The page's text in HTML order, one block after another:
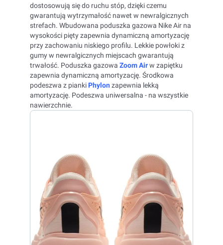
dostosowują się do ruchu stóp, dzięki czemu
gwarantują wytrzymałość nawet w newralgicznych
strefach. Wbudowana poduszka gazowa Nike Air na
wysokości pięty zapewnia dynamiczną amortyzację
przy zachowaniu niskiego profilu. Lekkie powłoki z
gumy w newralgicznych miejscach gwarantują
trwałość. Poduszka gazowa Zoom Airw zapiętku
zapewnia dynamiczną amortyzację. Środkowa
podeszwa z pianki Phylon zapewnia lekką
amortyzację. Podeszwa uniwersalna - na wszystkie
nawierzchnie.